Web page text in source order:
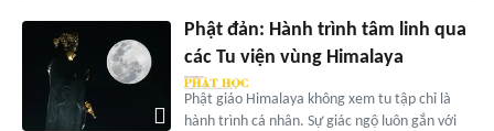
Phật đản: Hành trình tâm linh qua
các Tu viện vùng Himalaya
Phật giáo Himalaya không xem tu tập chỉ là
hành trình cá nhân. Sự giác ngộ luôn gắn với